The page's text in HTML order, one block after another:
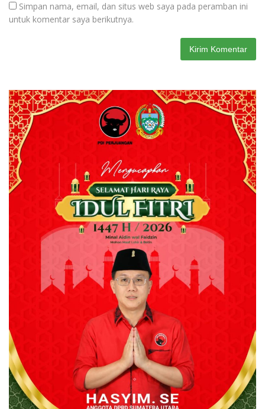
Simpan nama, email, dan situs web saya pada peramban ini
untuk komentar saya berikutnya.